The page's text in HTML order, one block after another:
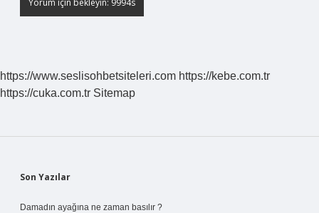
https://www.seslisohbetsiteleri.com https://kebe.com.tr
https://cuka.com.tr Sitemap
Sidebar
Son Yazılar
Damadın ayağına ne zaman basılır ?